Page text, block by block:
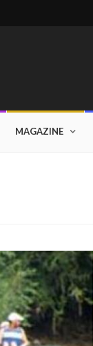
MAGAZINE